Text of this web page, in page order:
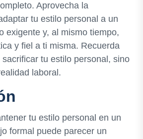
Aprovecha la
tu estilo personal a un
exigente y, al mismo tiempo,
y fiel a ti misma. Recuerda
tu estilo personal, sino
laboral.
tu estilo personal en un
formal puede parecer un